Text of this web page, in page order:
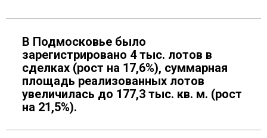
В Подмосковье было
зарегистрировано 4 тыс. лотов в
сделках (рост на 17,6%), суммарная
площадь реализованных лотов
увеличилась до 177,3 тыс. кв. м. (рост
на 21,5%).